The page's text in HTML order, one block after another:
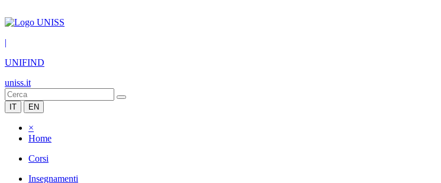
|
UNIFIND
uniss.it
IT EN
×
Home
Corsi
Insegnamenti